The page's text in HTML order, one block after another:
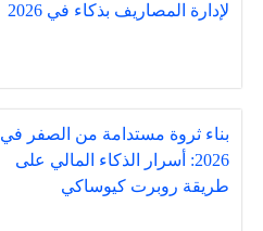
لإدارة المصاريف بذكاء في 2026
بناء ثروة مستدامة من الصفر في
2026: أسرار الذكاء المالي على
طريقة روبرت كيوساكي